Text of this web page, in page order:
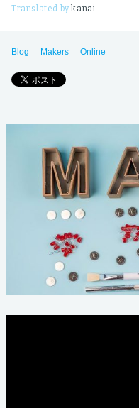
Translated bykanai
Blog Makers Online